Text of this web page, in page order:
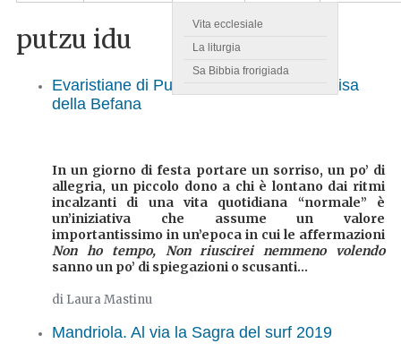
Vita ecclesiale
La liturgia
Sa Bibbia frorigiada
putzu idu
Evaristiane di Putzu Idu. La festa condivisa
della Befana
In un giorno di festa portare un sorriso, un po’ di
allegria, un piccolo dono a chi è lontano dai ritmi
incalzanti di una vita quotidiana “normale” è
un’iniziativa che assume un valore
importantissimo in un’epoca in cui le affermazioni
Non ho tempo, Non riuscirei nemmeno volendo
sanno un po’ di spiegazioni o scusanti...
di Laura Mastinu
Mandriola. Al via la Sagra del surf 2019